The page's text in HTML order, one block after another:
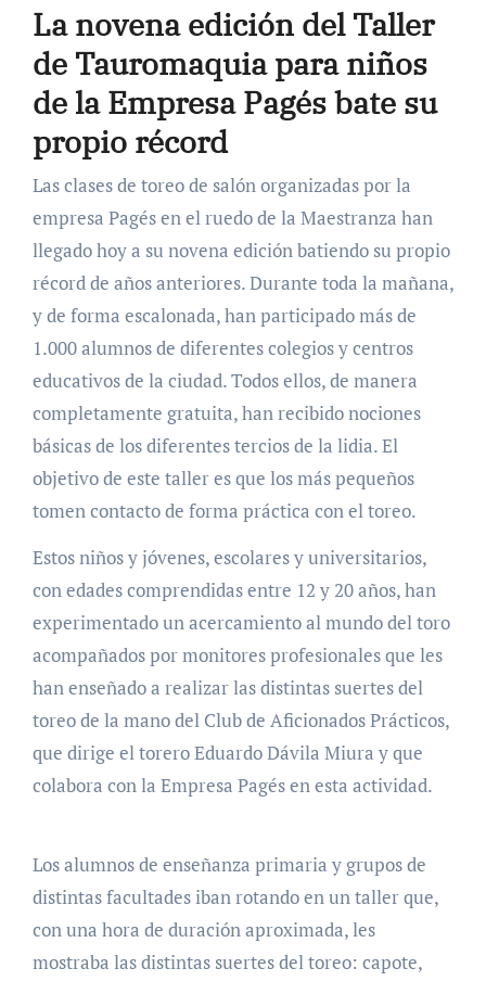
La novena edición del Taller
de Tauromaquia para niños
de la Empresa Pagés bate su
propio récord
Las clases de toreo de salón organizadas por la
empresa Pagés en el ruedo de la Maestranza han
llegado hoy a su novena edición batiendo su propio
récord de años anteriores. Durante toda la mañana,
y de forma escalonada, han participado más de
1.000 alumnos de diferentes colegios y centros
educativos de la ciudad. Todos ellos, de manera
completamente gratuita, han recibido nociones
básicas de los diferentes tercios de la lidia. El
objetivo de este taller es que los más pequeños
tomen contacto de forma práctica con el toreo.
Estos niños y jóvenes, escolares y universitarios,
con edades comprendidas entre 12 y 20 años, han
experimentado un acercamiento al mundo del toro
acompañados por monitores profesionales que les
han enseñado a realizar las distintas suertes del
toreo de la mano del Club de Aficionados Prácticos,
que dirige el torero Eduardo Dávila Miura y que
colabora con la Empresa Pagés en esta actividad.
Los alumnos de enseñanza primaria y grupos de
distintas facultades iban rotando en un taller que,
con una hora de duración aproximada, les
mostraba las distintas suertes del toreo: capote,